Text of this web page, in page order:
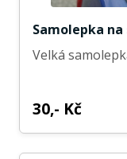
Samolepka na
Velká
30,- Kč